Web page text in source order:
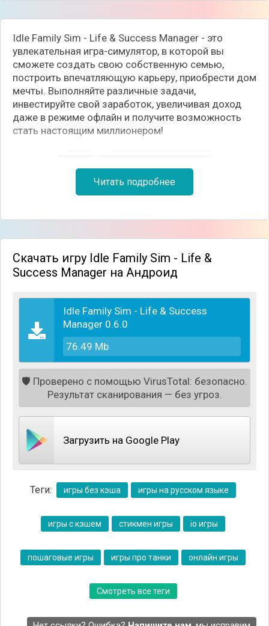
Idle Family Sim - Life & Success Manager - это
увлекательная игра-симулятор, в которой вы
сможете создать свою собственную семью,
построить впечатляющую карьеру, приобрести дом
мечты. Выполняйте различные задачи,
инвестируйте свой заработок, увеличивая доход
даже в режиме офлайн и получите возможность
стать настоящим миллионером!
В самом начале игрового процесса вам предстоит
начинать с самых низов - найти перспективную
членов своей семьи всем необходимым.
повар, актёр, полицейский и так далее.
Развивайтесь на своём профессиональном
Используйте полученные средства для улучшения
своего дома: делайте ремонт, приобретайте новую
мебель и декорируйте каждую комнату в
соответствии со своим вкусом.
Читать подробнее
Скачать игру Idle Family Sim - Life &
Success Manager на Андроид
Idle Family Sim - Life & Success
Manager 0.6.0
76.49 Mb
🛡️ Проверено с помощью VirusTotal: безопасно.
Результат сканирования — без угроз.
Загрузить на Google Play
Теги: игры без кэша игры на русском языке
игры с кэшем стикмен игры io игры
пошаговые игры игры про танки онлайн игры
Смотреть все теги